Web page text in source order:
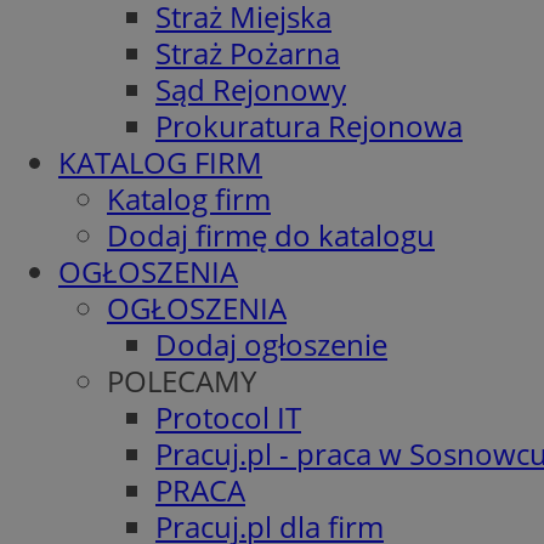
Straż Miejska
Straż Pożarna
Sąd Rejonowy
Prokuratura Rejonowa
KATALOG FIRM
Katalog firm
Dodaj firmę do katalogu
OGŁOSZENIA
OGŁOSZENIA
Dodaj ogłoszenie
POLECAMY
Protocol IT
Pracuj.pl - praca w
PRACA
Pracuj.pl dla firm